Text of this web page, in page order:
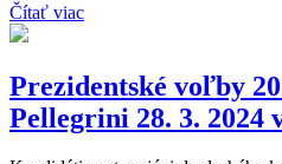
Čítať viac
Prezidentské voľby
Pellegrini 28. 3. 2024